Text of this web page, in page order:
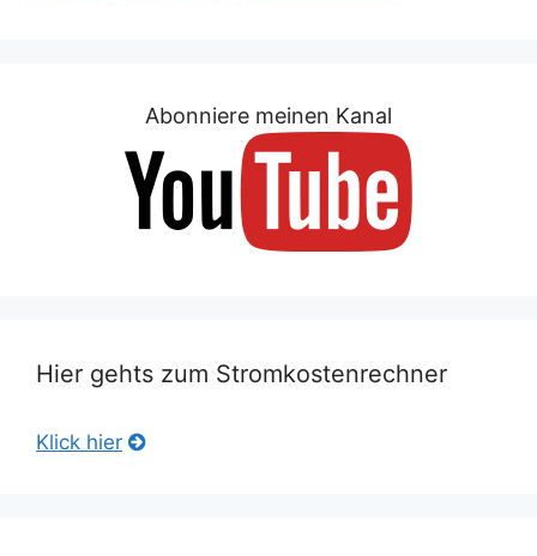
Abonniere meinen Kanal
Hier gehts zum Stromkostenrechner
Klick hier